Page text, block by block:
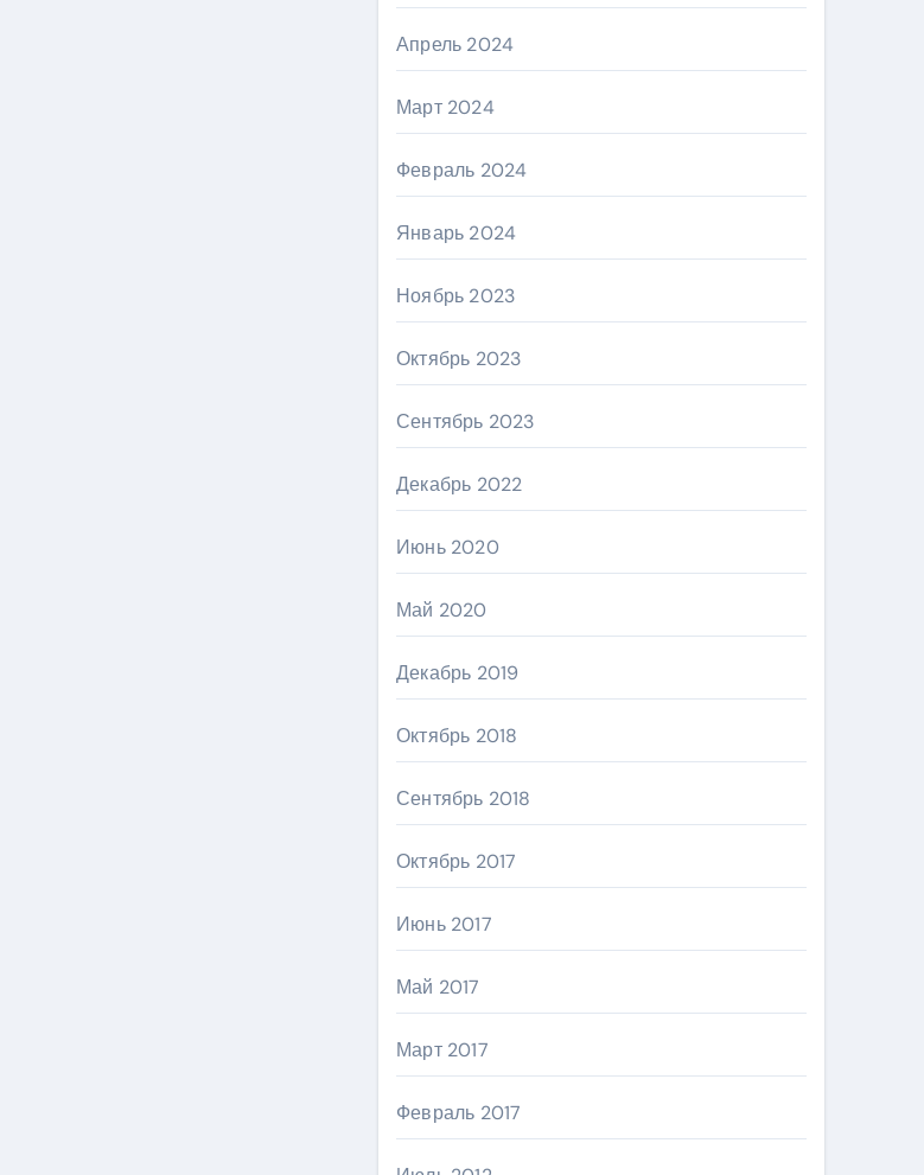
Апрель 2024
Март 2024
Февраль 2024
Январь 2024
Ноябрь 2023
Октябрь 2023
Сентябрь 2023
Декабрь 2022
Июнь 2020
Май 2020
Декабрь 2019
Октябрь 2018
Сентябрь 2018
Октябрь 2017
Июнь 2017
Май 2017
Март 2017
Февраль 2017